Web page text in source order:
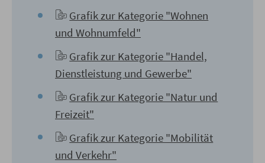
Grafik zur Kategorie "Wohnen
und Wohnumfeld"
Grafik zur Kategorie "Handel,
Dienstleistung und Gewerbe"
Grafik zur Kategorie "Natur und
Freizeit"
Grafik zur Kategorie "Mobilität
und Verkehr"